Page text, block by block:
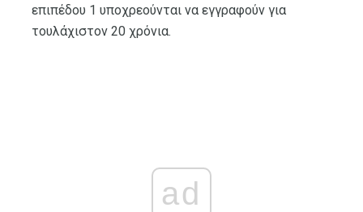
επιπέδου 1 υποχρεούνται να εγγραφούν για
τουλάχιστον 20 χρόνια.
ad